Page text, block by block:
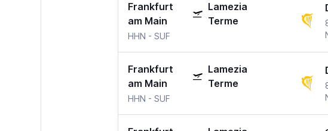
Frankfurt
am Main
Lamezia
Terme
HHN - SUF
Frankfurt
am Main
Lamezia
Terme
HHN - SUF